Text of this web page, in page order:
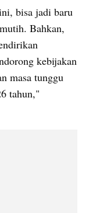
bisa jadi baru
Bahkan,
kebijakan
masa tunggu
tahun,"